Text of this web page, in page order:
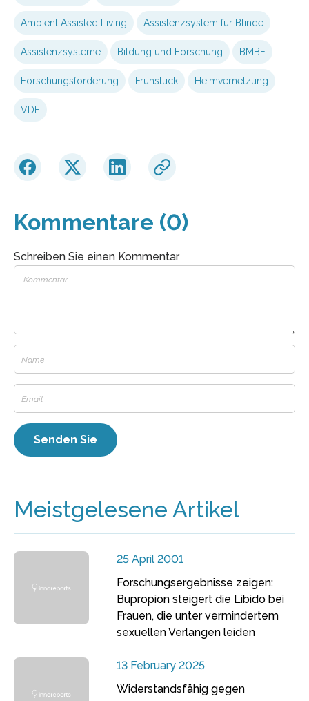
Ambient Assisted Living Assistenzsystem für Blinde
Assistenzsysteme Bildung und Forschung BMBF
Forschungsförderung Frühstück Heimvernetzung
VDE
Kommentare (0)
Schreiben Sie einen Kommentar
Meistgelesene Artikel
25 April 2001
Forschungsergebnisse zeigen:
Bupropion steigert die Libido bei
Frauen, die unter vermindertem
sexuellen Verlangen leiden
13 February 2025
Widerstandsfähig gegen